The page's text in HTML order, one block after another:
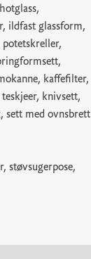
ildfast glassform,
potetskreller,
kaffefilter,
knivsett,
sett med ovnsbrett
støvsugerpose,